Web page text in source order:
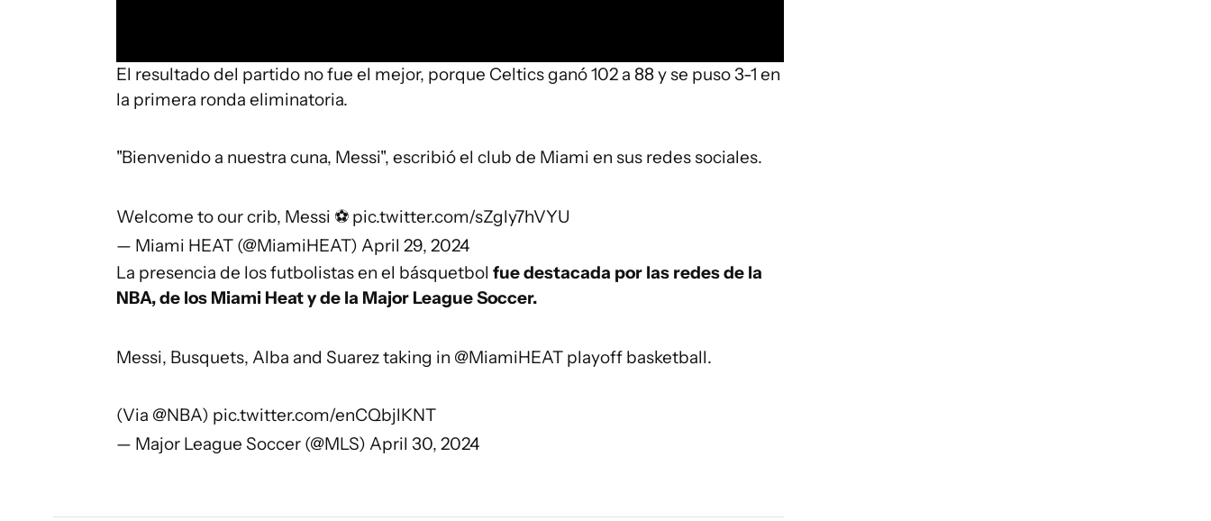
El resultado del partido no fue el mejor, porque Celtics ganó 102 a 88 y se puso 3-1 en
la primera ronda eliminatoria.
"Bienvenido a nuestra cuna, Messi", escribió el club de Miami en sus redes sociales.
Welcome to our crib, Messi ⚽️ pic.twitter.com/sZgly7hVYU
— Miami HEAT (@MiamiHEAT) April 29, 2024
La presencia de los futbolistas en el básquetbol fue destacada por las redes de la
NBA, de los Miami Heat y de la Major League Soccer.
Messi, Busquets, Alba and Suarez taking in @MiamiHEAT playoff basketball.
(Via @NBA) pic.twitter.com/enCQbjlKNT
— Major League Soccer (@MLS) April 30, 2024